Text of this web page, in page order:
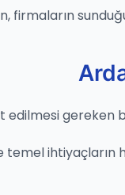
firmaların
edilmesi gereken
ihtiyaçların